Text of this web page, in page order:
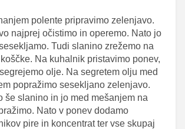
polente pripravimo zelenjavo.
najprej očistimo in operemo. Nato jo
Tudi slanino zrežemo na
Na kuhalnik pristavimo ponev,
olje. Na segretem olju med
popražimo sesekljano zelenjavo.
še slanino in jo med mešanjem na
Nato v ponev dodamo
pire in koncentrat ter vse skupaj